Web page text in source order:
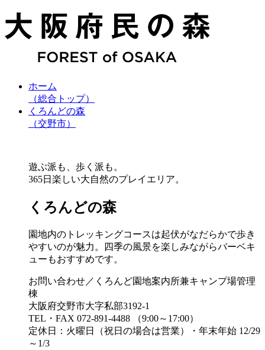
ホーム
（総合トップ）
くろんどの森
（交野市）
遊ぶ派も、歩く派も。
365日楽しい大自然のプレイエリア。
くろんどの森
園地内のトレッキングコースは起伏がなだらかで歩き
やすいのが魅力。四季の風景を楽しみながらバーベキ
ューもおすすめです。
お問い合わせ／くろんど園地案内所兼キャンプ場管理
棟
大阪府交野市大字私部3192-1
TEL・FAX 072-891-4488 （9:00～17:00）
定休日：火曜日（祝日の場合は営業）・年末年始 12/29
～1/3